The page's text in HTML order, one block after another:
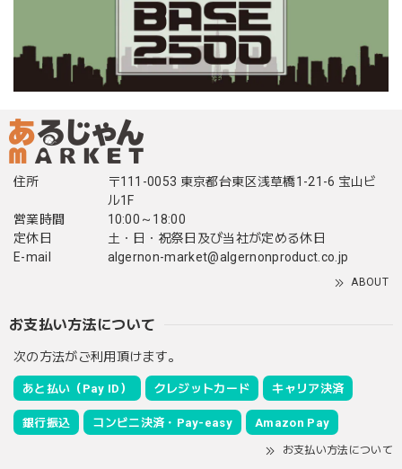
住所
〒111-0053 東京都台東区浅草橋1-21-6 宝山ビ
ル1F
営業時間
10:00～18:00
定休日
土・日・祝祭日及び当社が定める休日
E-mail
algernon-market@algernonproduct.co.jp
ABOUT
お支払い方法について
次の方法がご利用頂けます。
あと払い（Pay ID） クレジットカード キャリア決済
銀行振込 コンビニ決済・Pay-easy Amazon Pay
お支払い方法について